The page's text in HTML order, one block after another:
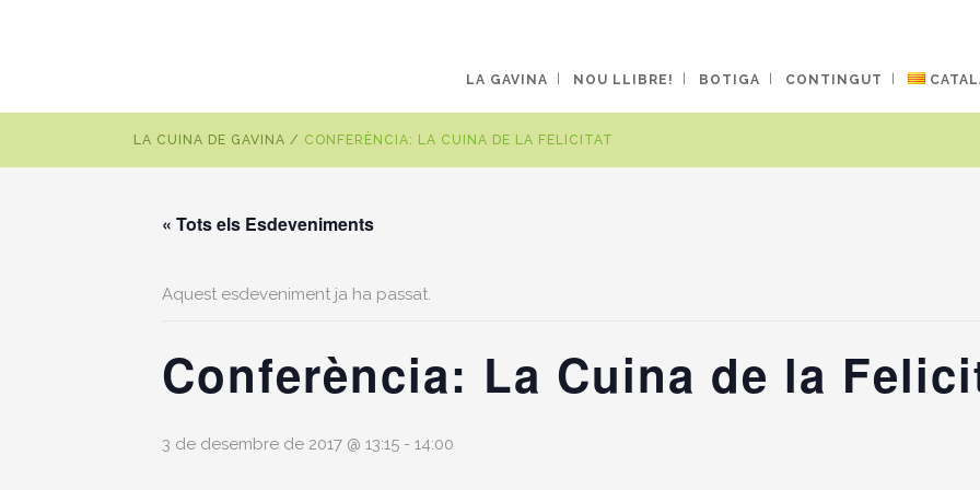
LA GAVINA NOU LLIBRE! BOTIGA CONTINGUT
LA CUINA DE GAVINA / CONFERÈNCIA: LA CUINA DE LA FELICITAT
« Tots els Esdeveniments
Aquest esdeveniment ja ha passat.
Conferència: La Cuina de la
3 de desembre de 2017 @ 13:15 - 14:00